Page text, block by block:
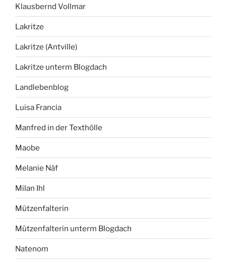
Klausbernd Vollmar
Lakritze
Lakritze (Antville)
Lakritze unterm Blogdach
Landlebenblog
Luisa Francia
Manfred in der Texthölle
Maobe
Melanie Näf
Milan Ihl
Mützenfalterin
Mützenfalterin unterm Blogdach
Natenom